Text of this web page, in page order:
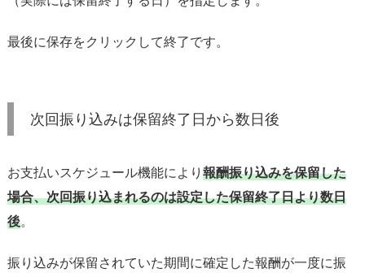
l
セ
報
酬
込
最後に保存をクリックして終了です。
次回振り込みは保留終了日から数日後
お支払いスケジュール機能により 報酬振り込みを保留した
場合、次回振り込まれるのは設定した保留終了日より数日
後。
振り込みが保留されていた期間に確定した報酬が一度に振